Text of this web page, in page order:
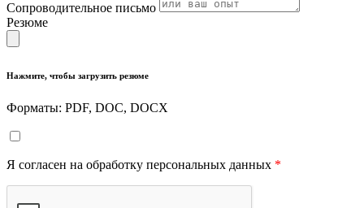
Сопроводительное письмо
Резюме
Нажмите, чтобы загрузить резюме
Форматы: PDF, DOC, DOCX
Я согласен на обработку персональных данных *